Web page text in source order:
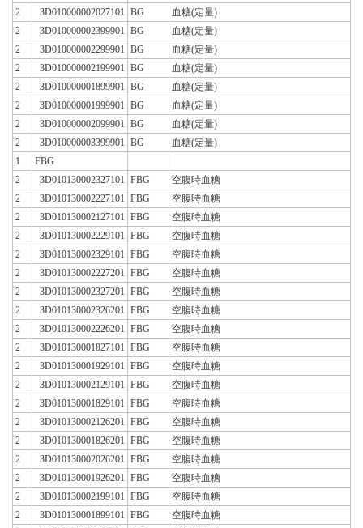
2 3D010000002027101 BG
血糖(定量)
2
3D010000002399901 BG
血糖(定量)
2
3D010000002299901 BG
血糖(定量)
2
3D010000002199901 BG
血糖(定量)
2
3D010000001899901 BG
血糖(定量)
2
3D010000001999901 BG
血糖(定量)
2
3D010000002099901 BG
血糖(定量)
2
3D010000003399901 BG
血糖(定量)
1
FBG
2
3D010130002327101 FBG
空腹時血糖
2
3D010130002227101 FBG
空腹時血糖
2
3D010130002127101 FBG
空腹時血糖
2
3D010130002229101 FBG
空腹時血糖
2
3D010130002329101 FBG
空腹時血糖
2
3D010130002227201 FBG
空腹時血糖
2
3D010130002327201 FBG
空腹時血糖
2
3D010130002326201 FBG
空腹時血糖
2
3D010130002226201 FBG
空腹時血糖
2
3D010130001827101 FBG
空腹時血糖
2
3D010130001929101 FBG
空腹時血糖
2
3D010130002129101 FBG
空腹時血糖
2
3D010130001829101 FBG
空腹時血糖
2
3D010130002126201 FBG
空腹時血糖
2
3D010130001826201 FBG
空腹時血糖
2
3D010130002026201 FBG
空腹時血糖
2
3D010130001926201 FBG
空腹時血糖
2
3D010130002199101 FBG
空腹時血糖
2
3D010130001899101 FBG
空腹時血糖